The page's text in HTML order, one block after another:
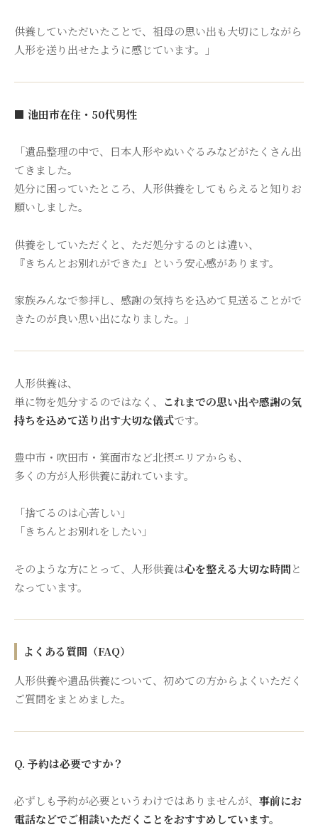
供養していただいたことで、祖母の思い出も大切にしながら
人形を送り出せたように感じています。」
■ 池田市在住・50代男性
「遺品整理の中で、日本人形やぬいぐるみなどがたくさん出
てきました。
処分に困っていたところ、人形供養をしてもらえると知りお
願いしました。
供養をしていただくと、ただ処分するのとは違い、
『きちんとお別れができた』という安心感があります。
家族みんなで参拝し、感謝の気持ちを込めて見送ることがで
きたのが良い思い出になりました。」
人形供養は、
単に物を処分するのではなく、 これまでの思い出や感謝の気
持ちを込めて送り出す大切な儀式です。
豊中市・吹田市・箕面市など北摂エリアからも、
多くの方が人形供養に訪れています。
「捨てるのは心苦しい」
「きちんとお別れをしたい」
そのような方にとって、人形供養は心を整える大切な時間と
なっています。
よくある質問（FAQ）
人形供養や遺品供養について、初めての方からよくいただく
ご質問をまとめました。
Q. 予約は必要ですか？
必ずしも予約が必要というわけではありませんが、 事前にお
電話などでご相談いただくことをおすすめしています。